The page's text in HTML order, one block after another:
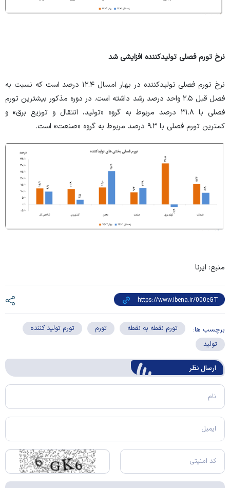
نرخ تورم فصلی تولیدکننده افزایشی شد
نرخ تورم فصلی تولیدکننده در بهار امسال ۱۲.۴ درصد است که نسبت به
فصل قبل ۲.۵ واحد درصد رشد داشته است. در دوره مذکور بیشترین تورم
فصلی با ۳۱.۸ درصد مربوط به گروه «تولید، انتقال و توزیع برق» و
کمترین تورم فصلی با ٩.٣ درصد مربوط به گروه «صنعت» است.
منبع: ایرنا
برچسب ها: تورم نقطه به نقطه تورم
تورم تولید کننده
تولید
ارسال‌ نظر